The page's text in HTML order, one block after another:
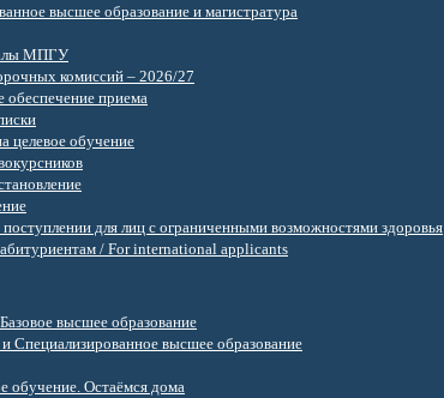
высшее образование и магистратура
МПГУ
комиссий – 2026/27
обеспечение приема
целевое обучение
для лиц с ограниченными возможностями здоровья
/ For international applicants
высшее образование
Специализированное высшее образование
обучение. Остаёмся дома